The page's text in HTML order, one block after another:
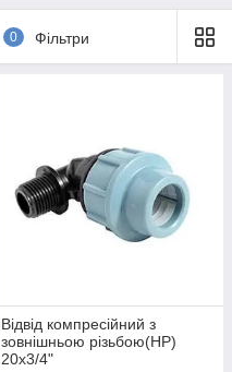
0 Фільтри
Відвід компресійний з
зовнішньою різьбою(НР)
20х3/4"